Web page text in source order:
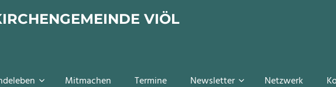
VIÖL
Mitmachen Termine Newsletter Netzwerk